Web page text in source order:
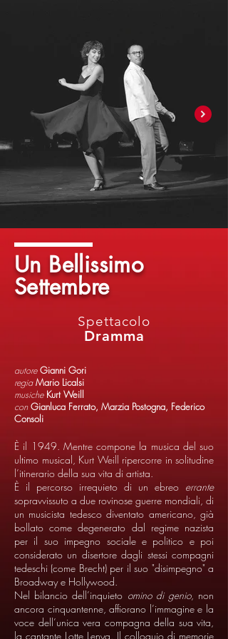
Un Bellissimo
Settembre
Dramma
Spettacolo
autoreGianni Gori
regiaMario Licalsi
musiche Kurt Weill
conGianluca Ferrato, Marzia Postogna, Federico
Consoli
È il 1949. Mentre compone la musica del suo
ultimo musical, Kurt Weill ripercorre in solitudine
l’itinerario della sua vita di artista.
È il percorso irrequieto di un ebreo errante
sopravvissuto a due rovinose guerre mondiali, di
un musicista tedesco diventato americano, già
bollato come degenerato dal regime nazista
per il suo impegno sociale e politico e poi
considerato un disertore dagli stessi compagni
tedeschi (come Brecht) per il suo "disimpegno" a
Broadway e Hollywood.
Nel bilancio dell’inquieto omino di genio, non
ancora cinquantenne, affiorano l’immagine e la
voce dell’unica vera compagna della sua vita,
la cantante Lotte Lenya. Il colloquio di memorie